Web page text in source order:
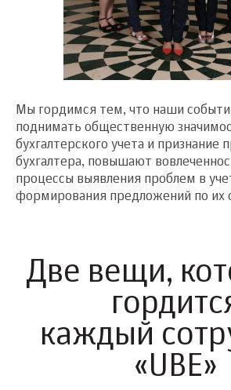
Мы гордимся тем, что наши
поднимать общественную
бухгалтерского учета и признание
бухгалтера, повышают
процессы выявления проблем в
формирования предложений по их
Две вещи,
каждый
«UBE»